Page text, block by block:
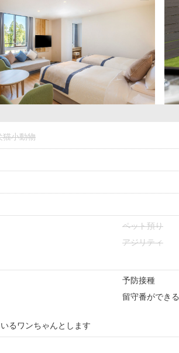
猫小動物
ペット預り
アジリティ
予防接種
留守番ができる
るワンちゃんとします